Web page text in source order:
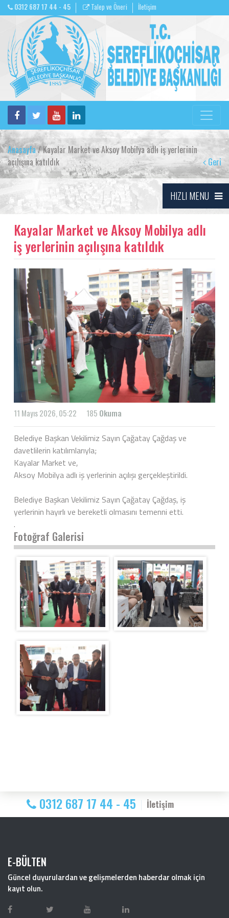
0312 687 17 44 - 45 Talep ve Öneri İletişim
Anasayfa/ Kayalar Market ve Aksoy Mobilya adlı iş yerlerinin
açılışına katıldık
Geri
HIZLI MENU
Kayalar Market ve Aksoy Mobilya adlı
iş yerlerinin açılışına katıldık
11 Mayıs 2026, 05:22 185 Okuma
Belediye Başkan Vekilimiz Sayın Çağatay Çağdaş ve
davetlilerin katılımlarıyla;
Kayalar Market ve,
Aksoy Mobilya adlı iş yerlerinin açılışı gerçekleştirildi.
Belediye Başkan Vekilimiz Sayın Çağatay Çağdaş, iş
yerlerinin hayırlı ve bereketli olmasını temenni etti.
.
Fotoğraf Galerisi
0312 687 17 44 - 45 İletişim
E-BÜLTEN
Güncel duyurulardan ve gelişmelerden haberdar olmak için
kayıt olun.